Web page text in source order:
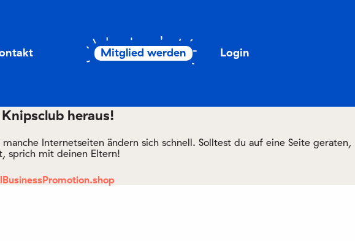
Mitglied werden Login
heraus!
Internetseiten ändern sich schnell. Solltest du auf eine Seite geraten,
sprich mit deinen Eltern!